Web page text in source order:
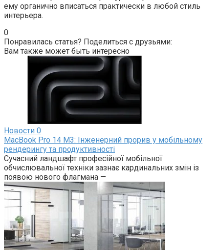
ему органично вписаться практически в любой стиль
интерьера.
0
Понравилась статья? Поделиться с друзьями:
Вам также может быть интересно
Новости 0
MacBook Pro 14 M3: Інженерний прорив у мобільному
рендерингу та продуктивності
Сучасний ландшафт професійної мобільної
обчислювальної техніки зазнає кардинальних змін із
появою нового флагмана —